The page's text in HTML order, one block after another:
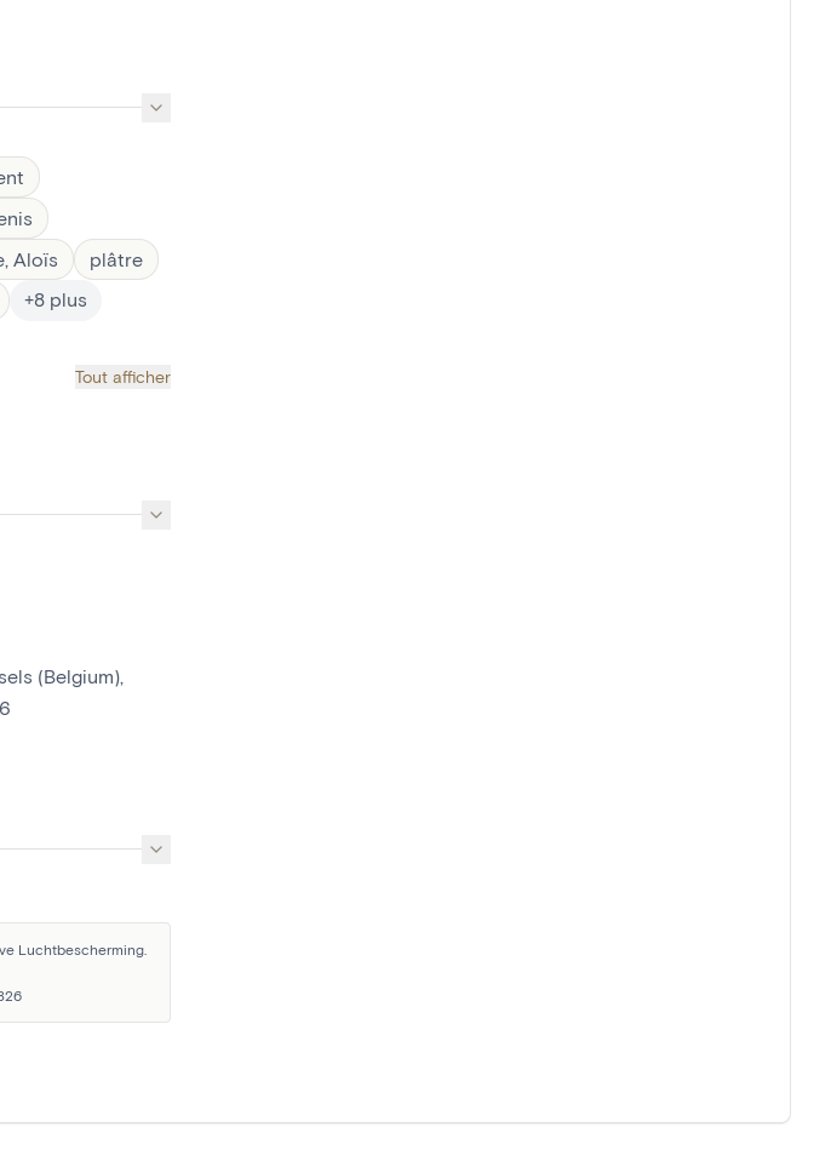
Aloïs
plâtre
+8 plus
Tout afficher
(Belgium),
Luchtbescherming.